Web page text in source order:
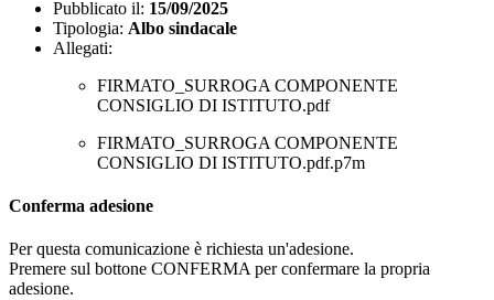
Pubblicato il: 15/09/2025
Tipologia: Albo sindacale
Allegati:
FIRMATO_SURROGA COMPONENTE
CONSIGLIO DI ISTITUTO.pdf
FIRMATO_SURROGA COMPONENTE
CONSIGLIO DI ISTITUTO.pdf.p7m
Conferma adesione
Per questa comunicazione è richiesta un'adesione.
Premere sul bottone CONFERMA per confermare la propria
adesione.